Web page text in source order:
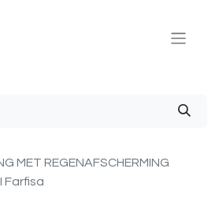
MET REGENAFSCHERMING
Farfisa